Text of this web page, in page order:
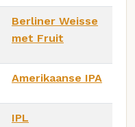
Berliner Weisse
met Fruit
Amerikaanse IPA
IPL